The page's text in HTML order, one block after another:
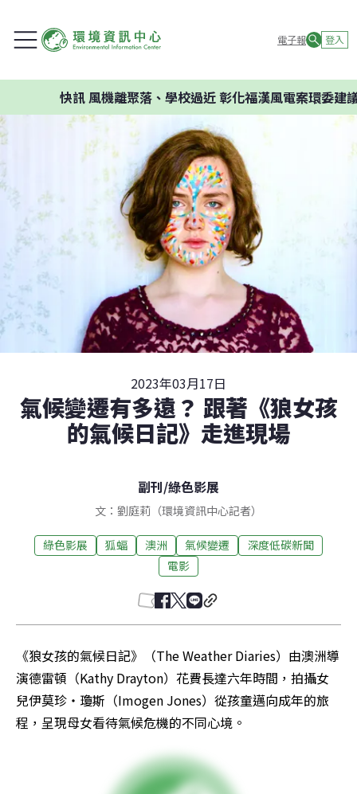
電子報 登入
風機離聚落、學校過近 彰化福漢風電案環委建議不應
2023年03月17日
氣候變遷有多遠？ 跟著《狼女孩
的氣候日記》走進現場
副刊/綠色影展
文：劉庭莉（環境資訊中心記者）
綠色影展 狐蝠 澳洲 氣候變遷
深度低碳新聞
電影
《狼女孩的氣候日記》（The Weather Diaries）由澳洲導
演德雷頓（Kathy Drayton）花費長達六年時間，拍攝女
兒伊莫珍・瓊斯（Imogen Jones）從孩童邁向成年的旅
程，呈現母女看待氣候危機的不同心境。